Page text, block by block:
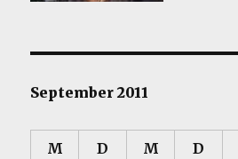
September 2011
M D M D